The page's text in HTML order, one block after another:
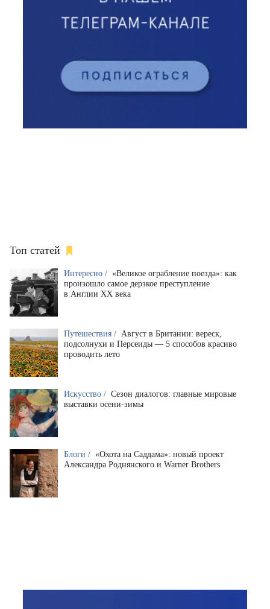
Топ статей
Интересно / «Великое ограбление поезда»: как
произошло самое дерзкое преступление
в Англии XX века
Путешествия / Август в Британии: вереск,
подсолнухи и Персеиды — 5 способов красиво
проводить лето
Искусство / Сезон диалогов: главные мировые
выставки осени-зимы
Блоги / «Охота на Саддама»: новый проект
Александра Роднянского и Warner Brothers